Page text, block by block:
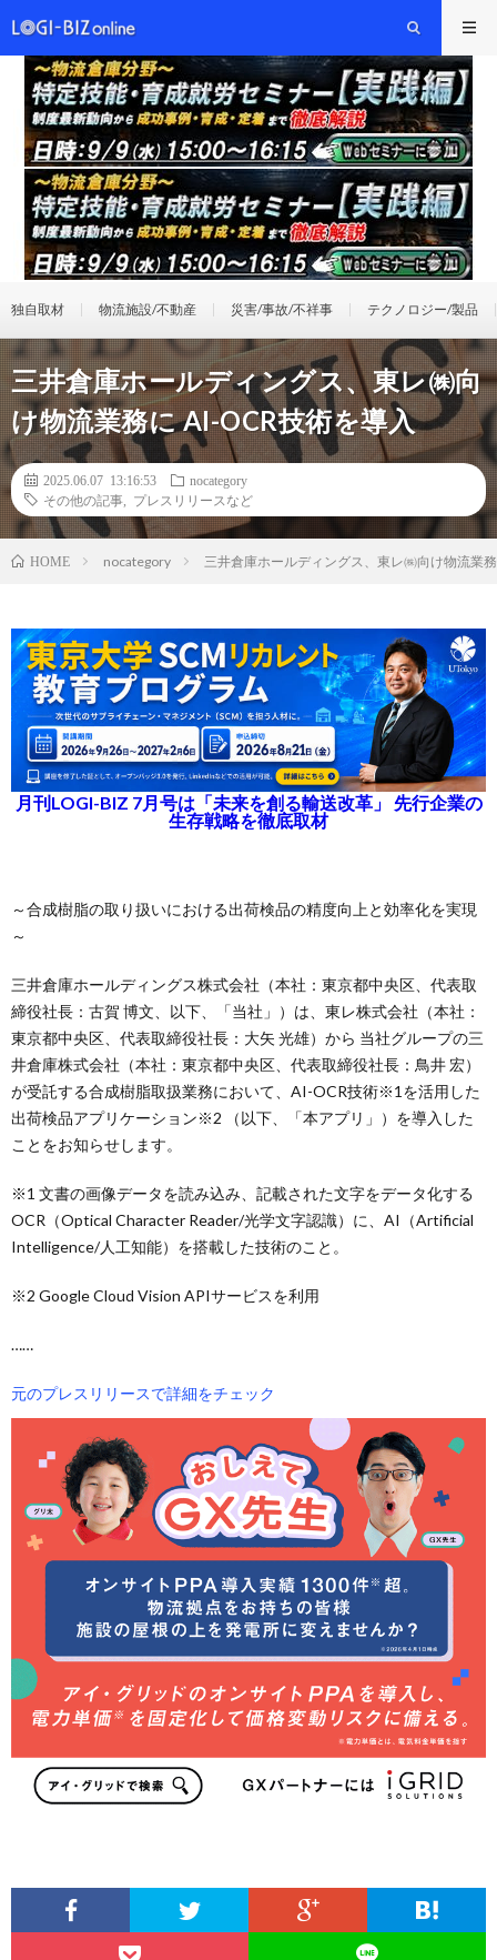
独自取材 物流施設/不動産 災害/事故/不祥事 テクノロジー/製品
三井倉庫ホールディングス、東レ㈱向
け物流業務に AI-OCR技術を導入
2025.06.07 13:16:53
nocategory
その他の記事
プレスリリースなど
HOME nocategory 三井倉庫ホールディングス、東レ㈱向け物流業
月刊LOGI-BIZ 7月号は「未来を創る輸送改革」 先行企業の
生存戦略を徹底取材
～合成樹脂の取り扱いにおける出荷検品の精度向上と効率化を実現
～
三井倉庫ホールディングス株式会社（本社：東京都中央区、代表取
締役社長：古賀 博文、以下、「当社」）は、東レ株式会社（本社：
東京都中央区、代表取締役社長：大矢 光雄）から 当社グループの三
井倉庫株式会社（本社：東京都中央区、代表取締役社長：鳥井 宏）
が受託する合成樹脂取扱業務において、AI-OCR技術※1を活用した
出荷検品アプリケーション※2 （以下、「本アプリ」）を導入した
ことをお知らせします。
※1 文書の画像データを読み込み、記載された文字をデータ化する
OCR（Optical Character Reader/光学文字認識）に、AI（Artificial
Intelligence/人工知能）を搭載した技術のこと。
※2 Google Cloud Vision APIサービスを利用
……
元のプレスリリースで詳細をチェック